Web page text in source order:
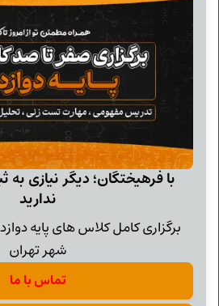
با فرهیختگان؛ دیگر نیازی
ندارید
برگزاری کامل کلاس های پایه
شهر تهران
تماس با ما